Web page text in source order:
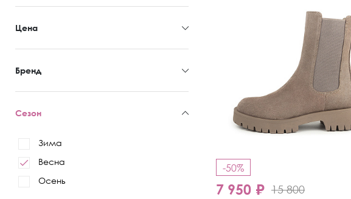
Цена
Бренд
Сезон
Зима
Весна
Осень
-50%
7 950 ₽ 15 800